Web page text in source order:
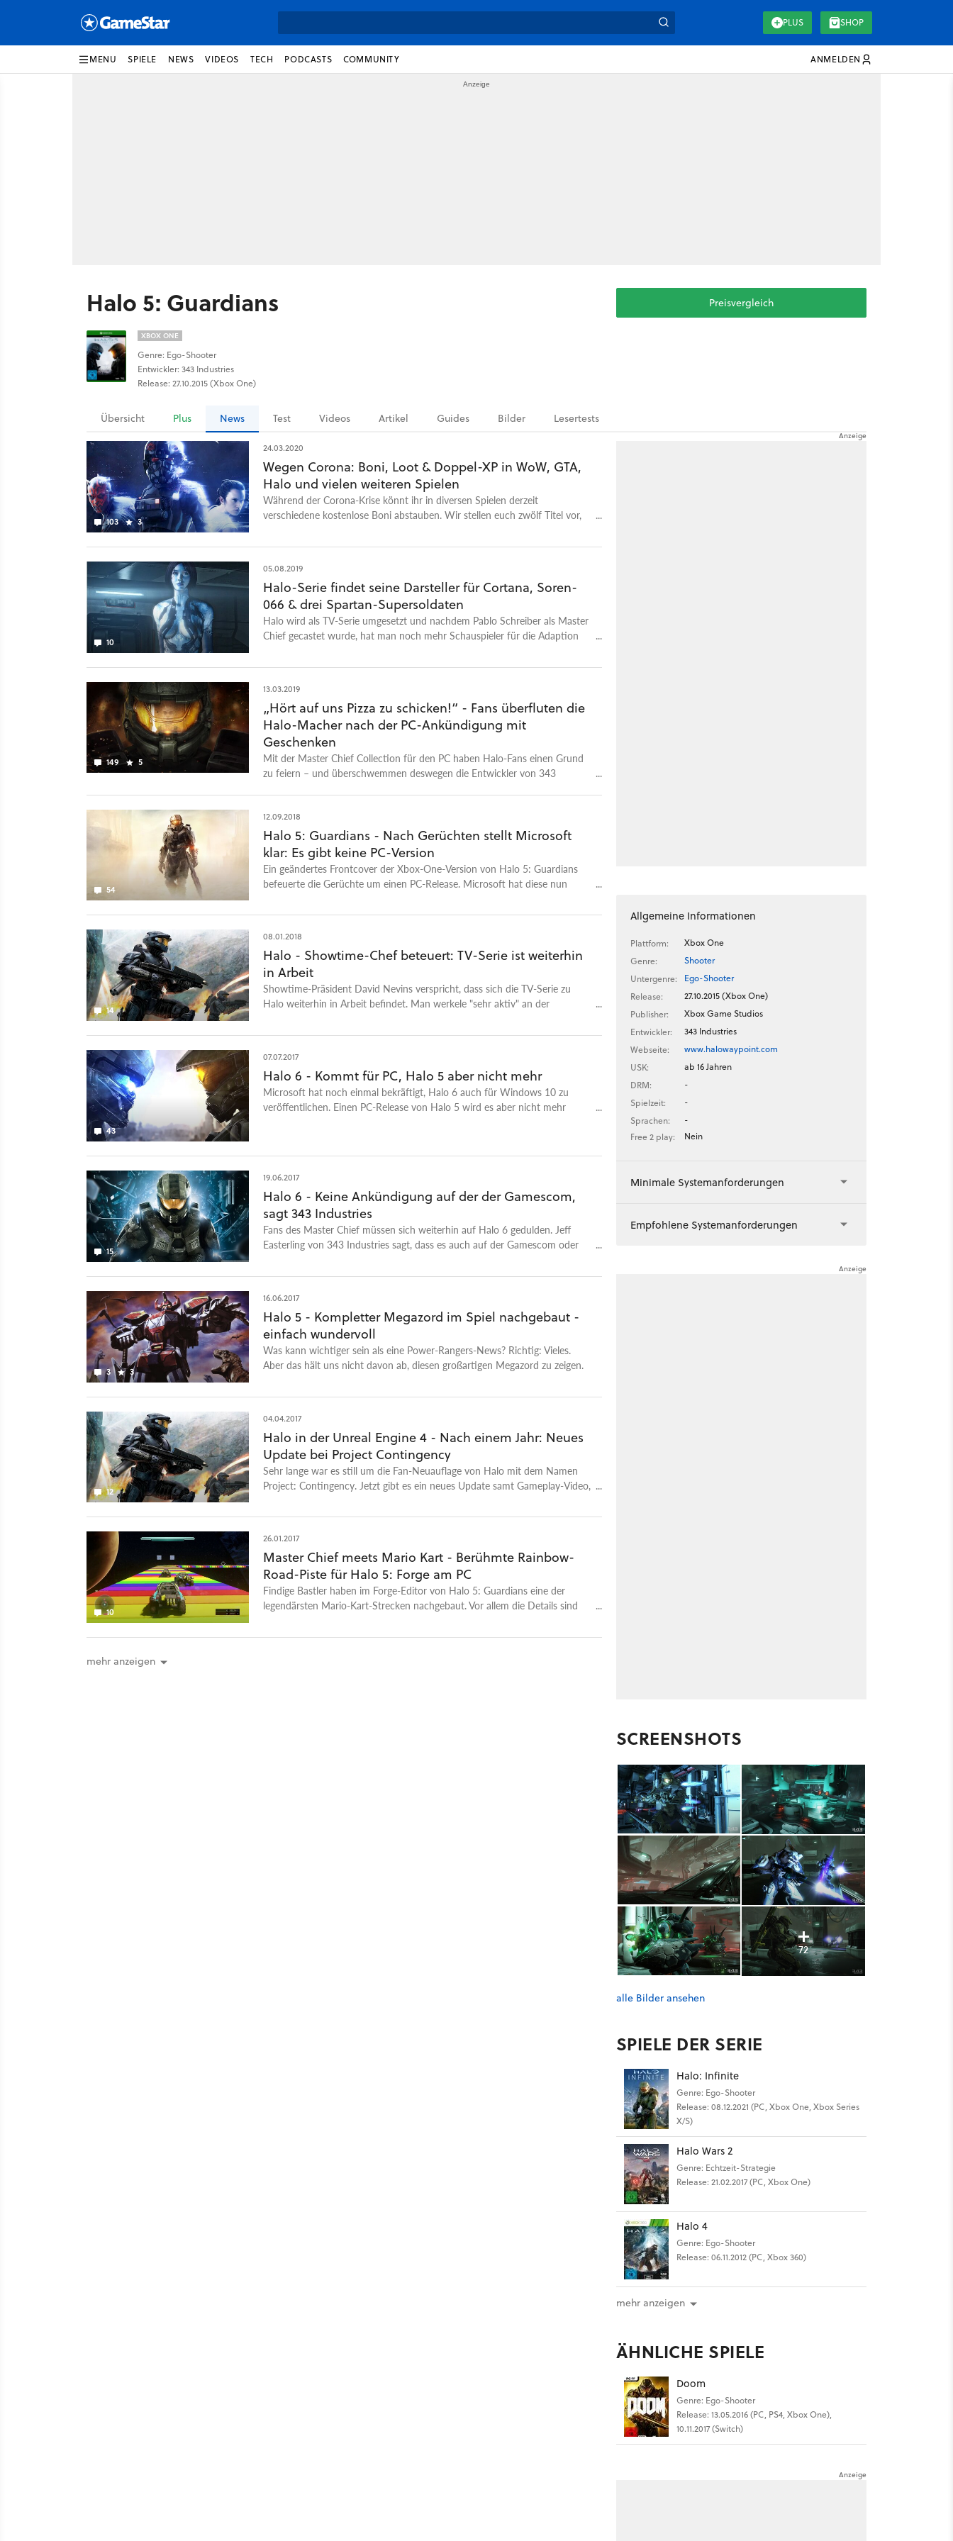
PLUS SHOP
MENU SPIELE NEWS VIDEOS TECH PODCASTS COMMUNITY ANMELDEN
Halo 5: Guardians
XBOX ONE
Genre: Ego-Shooter
Entwickler: 343 Industries
Release: 27.10.2015 (Xbox One)
Preisvergleich
Übersicht Plus News Test Videos Artikel Guides Bilder Lesertests
103 3
24.03.2020
Wegen Corona: Boni, Loot & Doppel-XP in WoW, GTA,
Halo und vielen weiteren Spielen
Während der Corona-Krise könnt ihr in diversen Spielen derzeit
verschiedene kostenlose Boni abstauben. Wir stellen euch zwölf Titel vor,
10
05.08.2019
Halo-Serie findet seine Darsteller für Cortana, Soren-
066 & drei Spartan-Supersoldaten
Halo wird als TV-Serie umgesetzt und nachdem Pablo Schreiber als Master
Chief gecastet wurde, hat man noch mehr Schauspieler für die Adaption
149 5
13.03.2019
„Hört auf uns Pizza zu schicken!“ - Fans überfluten die
Halo-Macher nach der PC-Ankündigung mit
Geschenken
Mit der Master Chief Collection für den PC haben Halo-Fans einen Grund
zu feiern – und überschwemmen deswegen die Entwickler von 343
54
12.09.2018
Halo 5: Guardians - Nach Gerüchten stellt Microsoft
klar: Es gibt keine PC-Version
Ein geändertes Frontcover der Xbox-One-Version von Halo 5: Guardians
befeuerte die Gerüchte um einen PC-Release. Microsoft hat diese nun
14
08.01.2018
Halo - Showtime-Chef beteuert: TV-Serie ist weiterhin
in Arbeit
Showtime-Präsident David Nevins verspricht, dass sich die TV-Serie zu
Halo weiterhin in Arbeit befindet. Man werkele "sehr aktiv" an der
43
07.07.2017
Halo 6 - Kommt für PC, Halo 5 aber nicht mehr
Microsoft hat noch einmal bekräftigt, Halo 6 auch für Windows 10 zu
veröffentlichen. Einen PC-Release von Halo 5 wird es aber nicht mehr
15
19.06.2017
Halo 6 - Keine Ankündigung auf der der Gamescom,
sagt 343 Industries
Fans des Master Chief müssen sich weiterhin auf Halo 6 gedulden. Jeff
Easterling von 343 Industries sagt, dass es auch auf der Gamescom oder
3 3
16.06.2017
Halo 5 - Kompletter Megazord im Spiel nachgebaut -
einfach wundervoll
Was kann wichtiger sein als eine Power-Rangers-News? Richtig: Vieles.
Aber das hält uns nicht davon ab, diesen großartigen Megazord zu zeigen.
12
04.04.2017
Halo in der Unreal Engine 4 - Nach einem Jahr: Neues
Update bei Project Contingency
Sehr lange war es still um die Fan-Neuauflage von Halo mit dem Namen
Project: Contingency. Jetzt gibt es ein neues Update samt Gameplay-Video,
10
26.01.2017
Master Chief meets Mario Kart - Berühmte Rainbow-
Road-Piste für Halo 5: Forge am PC
Findige Bastler haben im Forge-Editor von Halo 5: Guardians eine der
legendärsten Mario-Kart-Strecken nachgebaut. Vor allem die Details sind
mehr anzeigen
Allgemeine Informationen
Plattform:
Xbox One
Genre:
Shooter
Untergenre:
Ego-Shooter
Release:
27.10.2015 (Xbox One)
Publisher:
Xbox Game Studios
Entwickler:
343 Industries
Webseite:
www.halowaypoint.com
USK:
ab 16 Jahren
DRM:
-
Spielzeit:
-
Sprachen:
-
Free 2 play:
Nein
Minimale Systemanforderungen
Empfohlene Systemanforderungen
SCREENSHOTS
72
alle Bilder ansehen
SPIELE DER SERIE
Halo: Infinite
Genre: Ego-Shooter
Release: 08.12.2021 (PC, Xbox One, Xbox Series
X/S)
Halo Wars 2
Genre: Echtzeit-Strategie
Release: 21.02.2017 (PC, Xbox One)
Halo 4
Genre: Ego-Shooter
Release: 06.11.2012 (PC, Xbox 360)
mehr anzeigen
ÄHNLICHE SPIELE
Doom
Genre: Ego-Shooter
Release: 13.05.2016 (PC, PS4, Xbox One),
10.11.2017 (Switch)